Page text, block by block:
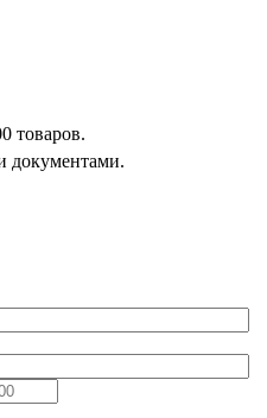
товаров.
документами.